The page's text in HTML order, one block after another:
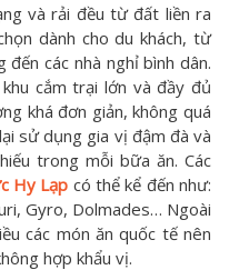
và rải đều từ đất liền ra
dành cho du khách, từ
đến các nhà nghỉ bình dân.
cắm trại lớn và đầy đủ
khá đơn giản, không quá
sử dụng gia vị đậm đà và
trong mỗi bữa ăn. Các
Hy Lạp có thể kể đến như:
Gyro, Dolmades… Ngoài
các món ăn quốc tế nên
hợp khẩu vị.